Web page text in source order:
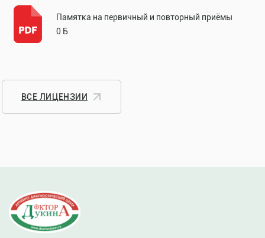
Памятка на первичный и повторный приёмы
0 Б
ВСЕ ЛИЦЕНЗИИ